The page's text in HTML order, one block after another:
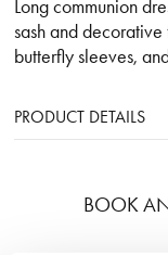
Long communion
sash and
butterfly sleeves,
PRODUCT DETAILS
BOOK